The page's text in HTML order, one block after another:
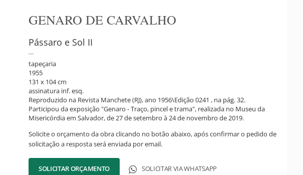
GENARO DE CARVALHO
Pássaro e Sol II
tapeçaria
1955
131 x 104 cm
assinatura inf. esq.
Reproduzido na Revista Manchete (RJ), ano 1956\Edição 0241 , na pág. 32.
Participou da exposição "Genaro - Traço, pincel e trama", realizada no Museu da
Misericórdia em Salvador, de 27 de setembro à 24 de novembro de 2019.
Solicite o orçamento da obra clicando no botão abaixo, após confirmar o pedido de
solicitação a resposta será enviada por email.
SOLICITAR ORÇAMENTO SOLICITAR VIA WHATSAPP